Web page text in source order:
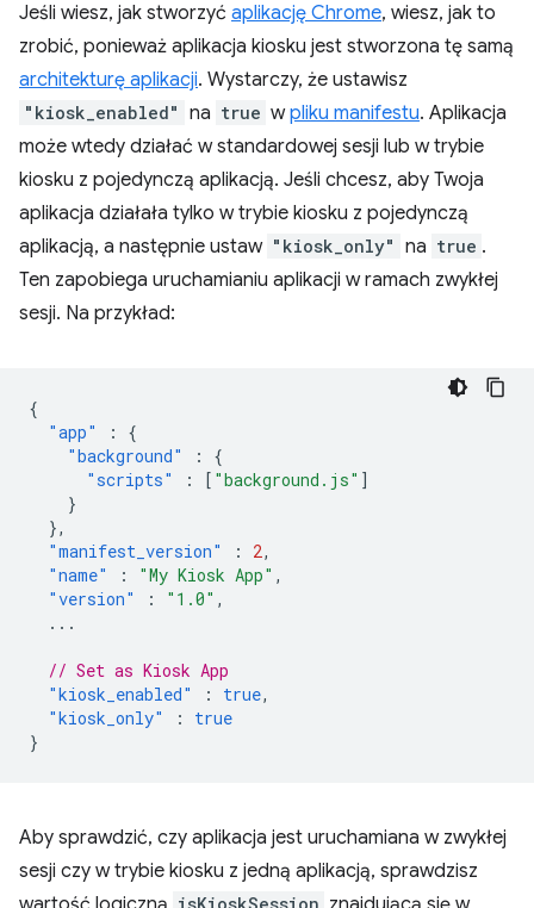
Jeśli wiesz, jak stworzyć aplikację Chrome, wiesz, jak to
zrobić, ponieważ aplikacja kiosku jest stworzona tę samą
architekturę aplikacji. Wystarczy, że ustawisz
"kiosk_enabled" na true wpliku manifestu. Aplikacja
może wtedy działać w standardowej sesji lub w trybie
kiosku z pojedynczą aplikacją. Jeśli chcesz, aby Twoja
aplikacja działała tylko w trybie kiosku z pojedynczą
aplikacją, a następnie ustaw "kiosk_only" na true .
Ten zapobiega uruchamianiu aplikacji w ramach zwykłej
sesji. Na przykład:
{
"app"
:
{
"background"
:
{
"scripts"
: [ "background.js" ]
}
},
"manifest_version"
: 2,
"name"
: "My Kiosk App" ,
"version"
: "1.0" ,
...
// Set as Kiosk App
"kiosk_enabled"
: true,
"kiosk_only"
:
true
}
Aby sprawdzić, czy aplikacja jest uruchamiana w zwykłej
sesji czy w trybie kiosku z jedną aplikacją, sprawdzisz